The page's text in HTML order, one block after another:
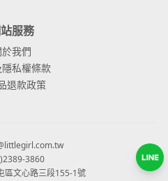
服務
於我們
私權條款
退款政策
3860
區文心路三段155-1號